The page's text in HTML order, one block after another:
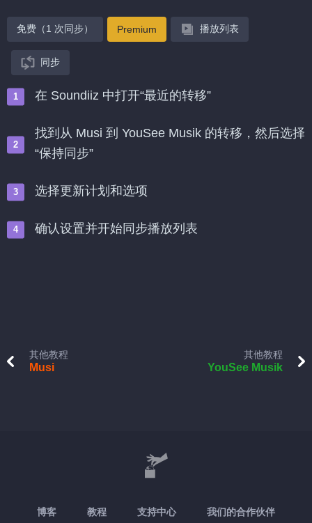
免费（1 次同步） Premium 播放列表
同步
在 Soundiiz 中打开“最近的转移”
找到从 Musi 到 YouSee Musik 的转移，然后选择
“保持同步”
选择更新计划和选项
确认设置并开始同步播放列表
其他教程
Musi
其他教程
YouSee Musik
博客 教程 支持中心 我们的合作伙伴